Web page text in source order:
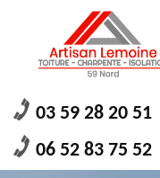
03 59 28 20 51
06 52 83 75 52